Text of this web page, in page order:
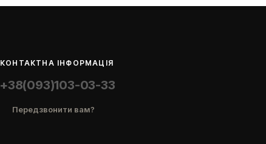
КОНТАКТНА ІНФОРМАЦІЯ
+38(093)103-03-33
Передзвонити вам?